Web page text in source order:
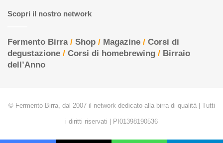
Scopri il nostro network
Fermento Birra/ Shop / Magazine / Corsi di
degustazione / Corsi di homebrewing / Birraio
dell’Anno
© Fermento Birra, dal 2007 il network dedicato alla birra di qualità | Tutti
i diritti riservati | PI01398190536